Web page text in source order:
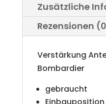
Zusätzliche
Rezensionen
Verstärkung
Bombardier
gebraucht